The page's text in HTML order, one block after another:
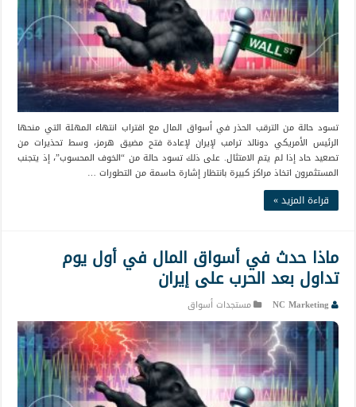
تسود حالة من الترقب الحذر في أسواق المال مع اقتراب انتهاء المهلة التي منحها
الرئيس الأمريكي دونالد ترامب لإيران لإعادة فتح مضيق هرمز، وسط تحذيرات من
تصعيد حاد إذا لم يتم الامتثال. على ذلك تسود حالة من “الخوف المحسوب”، إذ يتجنب
المستثمرون اتخاذ مراكز كبيرة بانتظار إشارة حاسمة من التطورات …
قراءة المزيد »
ماذا حدث في أسواق المال في أول يوم
تداول بعد الحرب على إيران
NC Marketing مستجدات أسواق